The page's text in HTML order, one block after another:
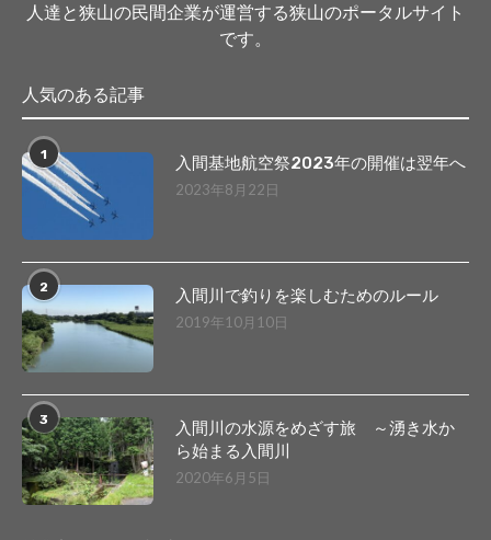
人達と狭山の民間企業が運営する狭山のポータルサイト
です。
人気のある記事
1 入間基地航空祭2023年の開催は翌年へ
2023年8月22日
2 入間川で釣りを楽しむためのルール
2019年10月10日
3
入間川の水源をめざす旅 ～湧き水か
ら始まる入間川
2020年6月5日